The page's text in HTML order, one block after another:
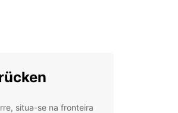
situa-se na fronteira